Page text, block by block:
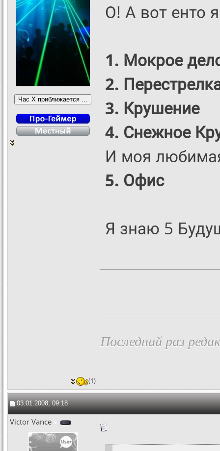
О! А вот енто
1. Мокрое
2.
3. Крушение
4. Снежное
И моя
5. Офис
Я знаю 5
Последний раз
(1)
03.01.2008, 09:18
Victor Vance